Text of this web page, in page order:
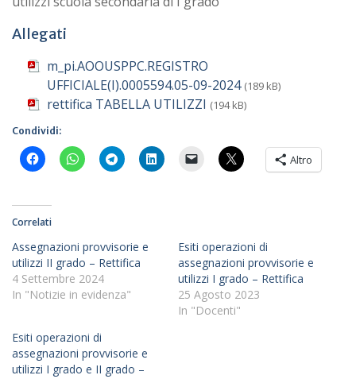
Allegati
m_pi.AOOUSPPC.REGISTRO
UFFICIALE(I).0005594.05-09-2024 (189 kB)
rettifica TABELLA UTILIZZI (194 kB)
Condividi:
Altro
Correlati
Assegnazioni provvisorie e
utilizzi II grado – Rettifica
4 Settembre 2024
In "Notizie in evidenza"
Esiti operazioni di
assegnazioni provvisorie e
utilizzi I grado – Rettifica
25 Agosto 2023
In "Docenti"
Esiti operazioni di
assegnazioni provvisorie e
utilizzi I grado e II grado –